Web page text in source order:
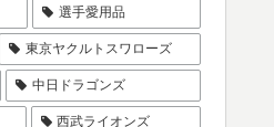
選手愛用品
東京ヤクルトスワローズ
中日ドラゴンズ
西武ライオンズ